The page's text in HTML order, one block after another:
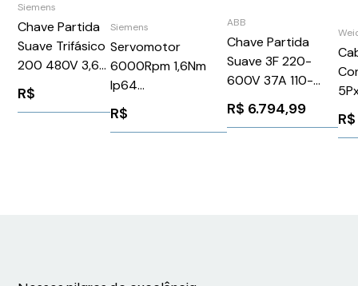
Siemens
Chave Partida
Suave Trifásico
200 480V 3,6A
24V Siemens
3RW30132BB04
R$
Siemens
Servomotor
6000Rpm 1,6Nm
Ip64
1FK70402AK711CA0
Siemens 90906
R$
ABB
Chave Partida
Suave 3F 220-
600V 37A 110-
220V
PSTX3760070
R$ 6.794,99
R$